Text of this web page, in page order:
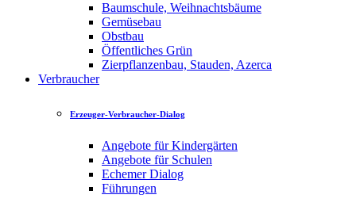
Baumschule, Weihnachtsbäume
Gemüsebau
Obstbau
Öffentliches Grün
Zierpflanzenbau, Stauden, Azerca
Verbraucher
Erzeuger-Verbraucher-Dialog
Angebote für Kindergärten
Angebote für Schulen
Echemer Dialog
Führungen